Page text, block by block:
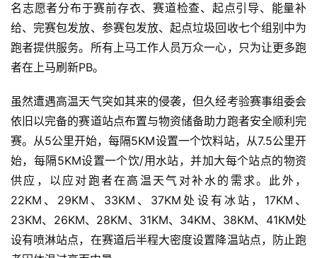
名志愿者分布于赛前存衣、赛道检查、起点引导、能量补
给、完赛包发放、参赛包发放、起点垃圾回收七个组别中为
跑者提供服务。所有上马工作人员万众一心，只为让更多跑
者在上马刷新PB。
虽然遭遇高温天气突如其来的侵袭，但久经考验赛事组委会
依旧以完备的赛道站点布置与物资储备助力跑者安全顺利完
赛。从5公里开始，每隔5KM设置一个饮料站，从7.5公里开
始，每隔5KM设置一个饮/用水站，并加大每个站点的物资
供应，以应对跑者在高温天气对补水的需求。此外，
22KM、29KM、33KM、37KM处设有冰站，17KM、
23KM、26KM、28KM、31KM、34KM、38KM、41KM处
设有喷淋站点，在赛道后半程大密度设置降温站点，防止跑